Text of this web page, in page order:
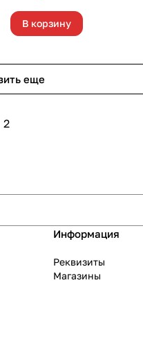
В корзину
еще
2
Информация
Реквизиты
Магазины